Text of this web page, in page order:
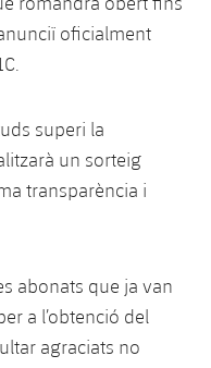
oficialment
superi la
un sorteig
transparència i
abonats que ja van
a l’obtenció del
agraciats no